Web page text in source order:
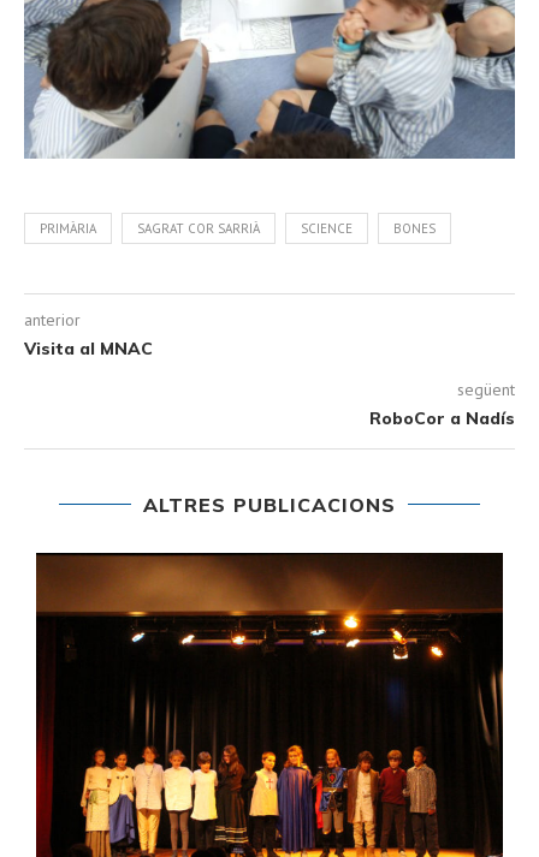
PRIMÀRIA SAGRAT COR SARRIÀ SCIENCE BONES
anterior
Visita al MNAC
següent
RoboCor a Nadís
ALTRES PUBLICACIONS